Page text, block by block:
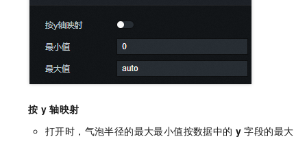
按 y 轴映射
打开时，气泡半径的最大最小值按数据中的 y 字段的最大